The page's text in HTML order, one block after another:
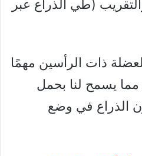
(طي الذراع عبر
ذات الرأسين مهمًا
يسمح لنا بحمل
الذراع في وضع